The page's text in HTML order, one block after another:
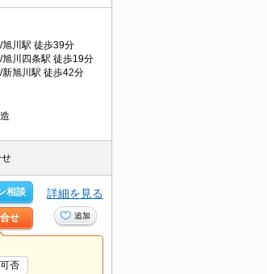
旭川駅 徒歩39分
旭川四条駅 徒歩19分
新旭川駅 徒歩42分
せ
相談
せ
詳細を見る
追加
否